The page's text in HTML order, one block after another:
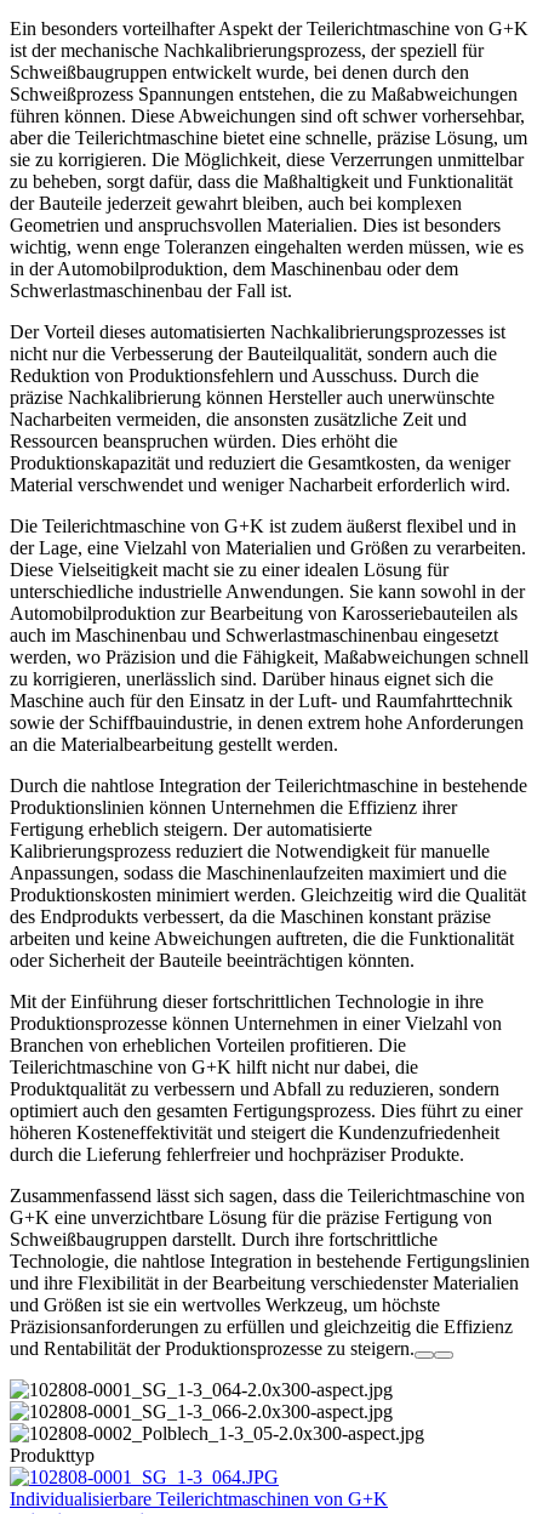
Ein besonders vorteilhafter Aspekt der Teilerichtmaschine von G+K
ist der mechanische Nachkalibrierungsprozess, der speziell für
Schweißbaugruppen entwickelt wurde, bei denen durch den
Schweißprozess Spannungen entstehen, die zu Maßabweichungen
führen können. Diese Abweichungen sind oft schwer vorhersehbar,
aber die Teilerichtmaschine bietet eine schnelle, präzise Lösung, um
sie zu korrigieren. Die Möglichkeit, diese Verzerrungen unmittelbar
zu beheben, sorgt dafür, dass die Maßhaltigkeit und Funktionalität
der Bauteile jederzeit gewahrt bleiben, auch bei komplexen
Geometrien und anspruchsvollen Materialien. Dies ist besonders
wichtig, wenn enge Toleranzen eingehalten werden müssen, wie es
in der Automobilproduktion, dem Maschinenbau oder dem
Schwerlastmaschinenbau der Fall ist.
Der Vorteil dieses automatisierten Nachkalibrierungsprozesses ist
nicht nur die Verbesserung der Bauteilqualität, sondern auch die
Reduktion von Produktionsfehlern und Ausschuss. Durch die
präzise Nachkalibrierung können Hersteller auch unerwünschte
Nacharbeiten vermeiden, die ansonsten zusätzliche Zeit und
Ressourcen beanspruchen würden. Dies erhöht die
Produktionskapazität und reduziert die Gesamtkosten, da weniger
Material verschwendet und weniger Nacharbeit erforderlich wird.
Die Teilerichtmaschine von G+K ist zudem äußerst flexibel und in
der Lage, eine Vielzahl von Materialien und Größen zu verarbeiten.
Diese Vielseitigkeit macht sie zu einer idealen Lösung für
unterschiedliche industrielle Anwendungen. Sie kann sowohl in der
Automobilproduktion zur Bearbeitung von Karosseriebauteilen als
auch im Maschinenbau und Schwerlastmaschinenbau eingesetzt
werden, wo Präzision und die Fähigkeit, Maßabweichungen schnell
zu korrigieren, unerlässlich sind. Darüber hinaus eignet sich die
Maschine auch für den Einsatz in der Luft- und Raumfahrttechnik
sowie der Schiffbauindustrie, in denen extrem hohe Anforderungen
an die Materialbearbeitung gestellt werden.
Durch die nahtlose Integration der Teilerichtmaschine in bestehende
Produktionslinien können Unternehmen die Effizienz ihrer
Fertigung erheblich steigern. Der automatisierte
Kalibrierungsprozess reduziert die Notwendigkeit für manuelle
Anpassungen, sodass die Maschinenlaufzeiten maximiert und die
Produktionskosten minimiert werden. Gleichzeitig wird die Qualität
des Endprodukts verbessert, da die Maschinen konstant präzise
arbeiten und keine Abweichungen auftreten, die die Funktionalität
oder Sicherheit der Bauteile beeinträchtigen könnten.
Mit der Einführung dieser fortschrittlichen Technologie in ihre
Produktionsprozesse können Unternehmen in einer Vielzahl von
Branchen von erheblichen Vorteilen profitieren. Die
Teilerichtmaschine von G+K hilft nicht nur dabei, die
Produktqualität zu verbessern und Abfall zu reduzieren, sondern
optimiert auch den gesamten Fertigungsprozess. Dies führt zu einer
höheren Kosteneffektivität und steigert die Kundenzufriedenheit
durch die Lieferung fehlerfreier und hochpräziser Produkte.
Zusammenfassend lässt sich sagen, dass die Teilerichtmaschine von
G+K eine unverzichtbare Lösung für die präzise Fertigung von
Schweißbaugruppen darstellt. Durch ihre fortschrittliche
Technologie, die nahtlose Integration in bestehende Fertigungslinien
und ihre Flexibilität in der Bearbeitung verschiedenster Materialien
und Größen ist sie ein wertvolles Werkzeug, um höchste
Präzisionsanforderungen zu erfüllen und gleichzeitig die Effizienz
und Rentabilität der Produktionsprozesse zu steigern.
Produkttyp
Individualisierbare Teilerichtmaschinen von G+K